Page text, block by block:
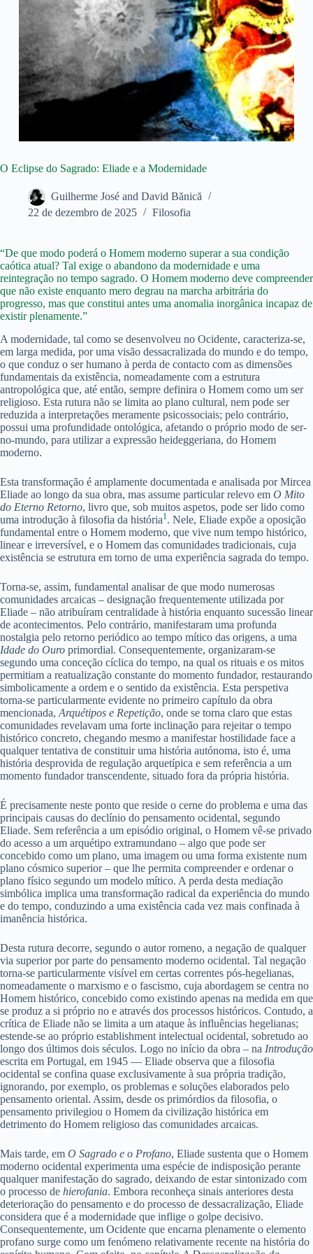
O Eclipse do Sagrado: Eliade e a Modernidade
Guilherme José and David Bănică
22 de dezembro de 2025
Filosofia
“De que modo poderá o Homem moderno superar a sua condição
caótica atual? Tal exige o abandono da modernidade e uma
reintegração no tempo sagrado. O Homem moderno deve compreender
que não existe enquanto mero degrau na marcha arbitrária do
progresso, mas que constitui antes uma anomalia inorgânica incapaz de
existir plenamente.”
A modernidade, tal como se desenvolveu no Ocidente, caracteriza-se,
em larga medida, por uma visão dessacralizada do mundo e do tempo,
o que conduz o ser humano à perda de contacto com as dimensões
fundamentais da existência, nomeadamente com a estrutura
antropológica que, até então, sempre definira o Homem como um ser
religioso. Esta rutura não se limita ao plano cultural, nem pode ser
reduzida a interpretações meramente psicossociais; pelo contrário,
possui uma profundidade ontológica, afetando o próprio modo de ser-
no-mundo, para utilizar a expressão heideggeriana, do Homem
moderno.
Esta transformação é amplamente documentada e analisada por Mircea
Eliade ao longo da sua obra, mas assume particular relevo em O Mito
do Eterno Retorno, livro que, sob muitos aspetos, pode ser lido como
uma introdução à filosofia da história1. Nele, Eliade expõe a oposição
fundamental entre o Homem moderno, que vive num tempo histórico,
linear e irreversível, e o Homem das comunidades tradicionais, cuja
existência se estrutura em torno de uma experiência sagrada do tempo.
Torna-se, assim, fundamental analisar de que modo numerosas
comunidades arcaicas – designação frequentemente utilizada por
Eliade – não atribuíram centralidade à história enquanto sucessão linear
de acontecimentos. Pelo contrário, manifestaram uma profunda
nostalgia pelo retorno periódico ao tempo mítico das origens, a uma
Idade do Ouro primordial. Consequentemente, organizaram-se
segundo uma conceção cíclica do tempo, na qual os rituais e os mitos
permitiam a reatualização constante do momento fundador, restaurando
simbolicamente a ordem e o sentido da existência. Esta perspetiva
torna-se particularmente evidente no primeiro capítulo da obra
mencionada, Arquétipos e Repetição, onde se torna claro que estas
comunidades revelavam uma forte inclinação para rejeitar o tempo
histórico concreto, chegando mesmo a manifestar hostilidade face a
qualquer tentativa de constituir uma história autónoma, isto é, uma
história desprovida de regulação arquetípica e sem referência a um
momento fundador transcendente, situado fora da própria história.
É precisamente neste ponto que reside o cerne do problema e uma das
principais causas do declínio do pensamento ocidental, segundo
Eliade. Sem referência a um episódio original, o Homem vê-se privado
do acesso a um arquétipo extramundano – algo que pode ser
concebido como um plano, uma imagem ou uma forma existente num
plano cósmico superior – que lhe permita compreender e ordenar o
plano físico segundo um modelo mítico. A perda desta mediação
simbólica implica uma transformação radical da experiência do mundo
e do tempo, conduzindo a uma existência cada vez mais confinada à
imanência histórica.
Desta rutura decorre, segundo o autor romeno, a negação de qualquer
via superior por parte do pensamento moderno ocidental. Tal negação
torna-se particularmente visível em certas correntes pós-hegelianas,
nomeadamente o marxismo e o fascismo, cuja abordagem se centra no
Homem histórico, concebido como existindo apenas na medida em que
se produz a si próprio no e através dos processos históricos. Contudo, a
crítica de Eliade não se limita a um ataque às influências hegelianas;
estende-se ao próprio establishment intelectual ocidental, sobretudo ao
longo dos últimos dois séculos. Logo no início da obra – na Introdução
escrita em Portugal, em 1945 — Eliade observa que a filosofia
ocidental se confina quase exclusivamente à sua própria tradição,
ignorando, por exemplo, os problemas e soluções elaborados pelo
pensamento oriental. Assim, desde os primórdios da filosofia, o
pensamento privilegiou o Homem da civilização histórica em
detrimento do Homem religioso das comunidades arcaicas.
Mais tarde, em O Sagrado e o Profano, Eliade sustenta que o Homem
moderno ocidental experimenta uma espécie de indisposição perante
qualquer manifestação do sagrado, deixando de estar sintonizado com
o processo de hierofania. Embora reconheça sinais anteriores desta
deterioração do pensamento e do processo de dessacralização, Eliade
considera que é a modernidade que inflige o golpe decisivo.
Consequentemente, um Ocidente que encarna plenamente o elemento
profano surge como um fenómeno relativamente recente na história do